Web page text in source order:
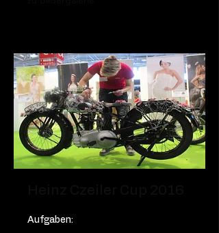
Aufgaben: